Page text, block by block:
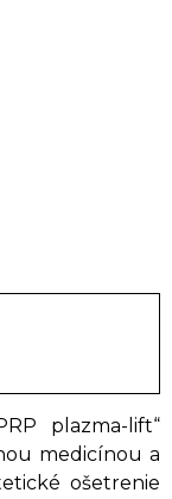
plazma-lift“
medicínou a
ošetrenie